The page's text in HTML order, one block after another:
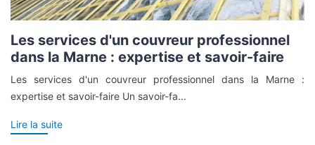
Les services d'un couvreur professionnel
dans la Marne : expertise et savoir-faire
Les services d'un couvreur professionnel dans la Marne :
expertise et savoir-faire Un savoir-fa...
Lire la suite